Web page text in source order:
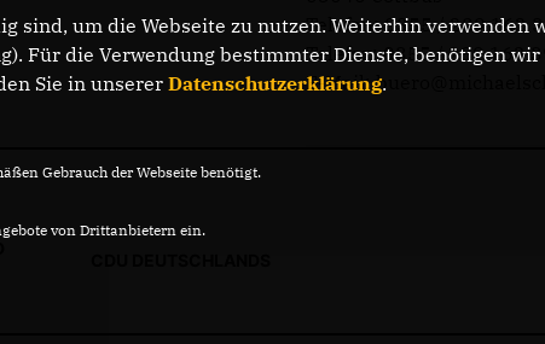
Telefon: 0355 / 289 162
Telefax: 0355 / 289 162
E-Mail:
sind, um die Webseite zu nutzen. Weiterhin
Für die Verwendung bestimmter Dienste, benötigen
Sie in unserer Datenschutzerklärung.
Gebrauch der Webseite benötigt.
von Drittanbietern ein.